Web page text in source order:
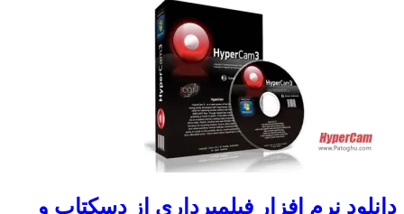
دانلود نرم افزار فیلمبرداری از دسکتاپ و